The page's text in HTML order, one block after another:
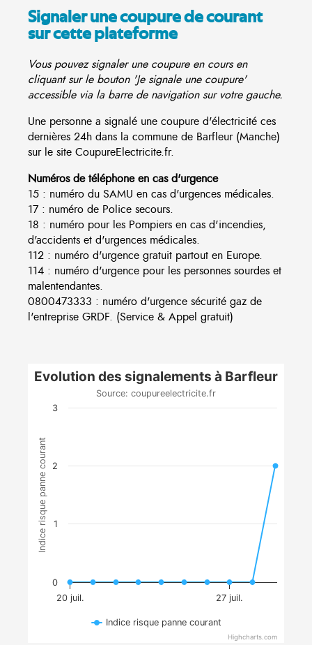
Signaler une coupure de courant
sur cette plateforme
Vous pouvez signaler une coupure en cours en
cliquant sur le bouton 'Je signale une coupure'
accessible via la barre de navigation sur votre gauche.
Une personne a signalé une coupure d'électricité ces
dernières 24h dans la commune de Barfleur (Manche)
sur le site CoupureElectricite.fr.
Numéros de téléphone en cas d'urgence
15 : numéro du SAMU en cas d'urgences médicales.
17 : numéro de Police secours.
18 : numéro pour les Pompiers en cas d'incendies,
d'accidents et d'urgences médicales.
112 : numéro d'urgence gratuit partout en Europe.
114 : numéro d'urgence pour les personnes sourdes et
malentendantes.
0800473333 : numéro d'urgence sécurité gaz de
l'entreprise GRDF. (Service & Appel gratuit)
Indice risque panne courant
Evolution des signalements à Barfleur
Source: coupureelectricite.fr
20 juil. 27 juil.
0
1
2
3
Indice risque panne courant
Highcharts.com